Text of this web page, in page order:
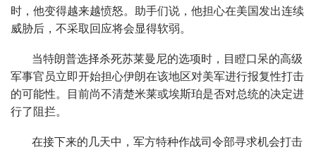
时，他变得越来越愤怒。助手们说，他担心在美国发出连续
威胁后，不采取回应将会显得软弱。
当特朗普选择杀死苏莱曼尼的选项时，目瞪口呆的高级
军事官员立即开始担心伊朗在该地区对美军进行报复性打击
的可能性。目前尚不清楚米莱或埃斯珀是否对总统的决定进
行了阻拦。
在接下来的几天中，军方特种作战司令部寻求机会打击